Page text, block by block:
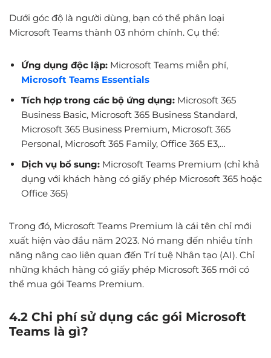
Dưới góc độ là người dùng, bạn có thể phân loại
Microsoft Teams thành 03 nhóm chính. Cụ thể:
Ứng dụng độc lập: Microsoft Teams miễn phí,
Microsoft Teams Essentials
Tích hợp trong các bộ ứng dụng: Microsoft 365
Business Basic, Microsoft 365 Business Standard,
Microsoft 365 Business Premium, Microsoft 365
Personal, Microsoft 365 Family, Office 365 E3,…
Dịch vụ bổ sung: Microsoft Teams Premium (chỉ khả
dụng với khách hàng có giấy phép Microsoft 365 hoặc
Office 365)
Trong đó, Microsoft Teams Premium là cái tên chỉ mới
xuất hiện vào đầu năm 2023. Nó mang đến nhiều tính
năng nâng cao liên quan đến Trí tuệ Nhân tạo (AI). Chỉ
những khách hàng có giấy phép Microsoft 365 mới có
thể mua gói Teams Premium.
4.2 Chi phí sử dụng các gói Microsoft
Teams là gì?